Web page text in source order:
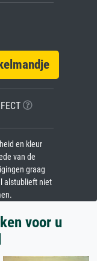
en kleur
van de
graag
alstublieft niet
voor u